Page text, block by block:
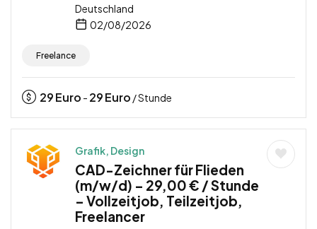
Deutschland
02/08/2026
Freelance
29Euro - 29Euro / Stunde
Grafik, Design
CAD-Zeichner für Flieden
(m/w/d) – 29,00 € / Stunde
– Vollzeitjob, Teilzeitjob,
Freelancer